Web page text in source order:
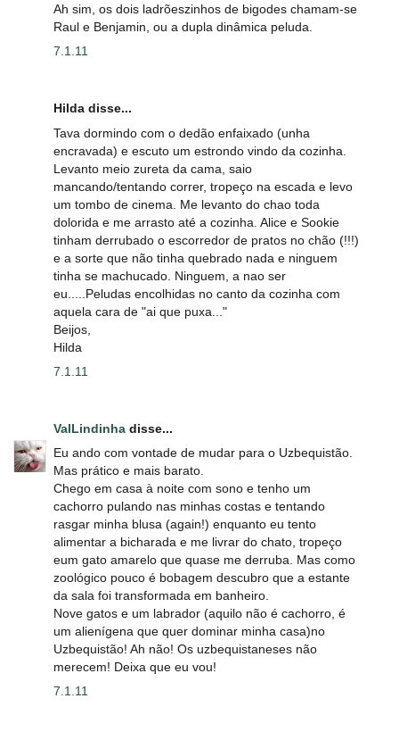
Ah sim, os dois ladrõeszinhos de bigodes chamam-se
Raul e Benjamin, ou a dupla dinâmica peluda.
7.1.11
Hilda disse...
Tava dormindo com o dedão enfaixado (unha
encravada) e escuto um estrondo vindo da cozinha.
Levanto meio zureta da cama, saio
mancando/tentando correr, tropeço na escada e levo
um tombo de cinema. Me levanto do chao toda
dolorida e me arrasto até a cozinha. Alice e Sookie
tinham derrubado o escorredor de pratos no chão (!!!)
e a sorte que não tinha quebrado nada e ninguem
tinha se machucado. Ninguem, a nao ser
eu.....Peludas encolhidas no canto da cozinha com
aquela cara de "ai que puxa..."
Beijos,
Hilda
7.1.11
ValLindinha disse...
Eu ando com vontade de mudar para o Uzbequistão.
Mas prático e mais barato.
Chego em casa à noite com sono e tenho um
cachorro pulando nas minhas costas e tentando
rasgar minha blusa (again!) enquanto eu tento
alimentar a bicharada e me livrar do chato, tropeço
eum gato amarelo que quase me derruba. Mas como
zoológico pouco é bobagem descubro que a estante
da sala foi transformada em banheiro.
Nove gatos e um labrador (aquilo não é cachorro, é
um alienígena que quer dominar minha casa)no
Uzbequistão! Ah não! Os uzbequistaneses não
merecem! Deixa que eu vou!
7.1.11